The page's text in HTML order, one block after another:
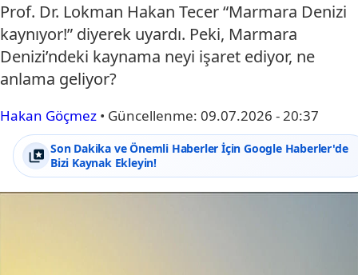
Prof. Dr. Lokman Hakan Tecer “Marmara Denizi
kaynıyor!” diyerek uyardı. Peki, Marmara
Denizi’ndeki kaynama neyi işaret ediyor, ne
anlama geliyor?
Hakan Göçmez • Güncellenme: 09.07.2026 - 20:37
Son Dakika ve Önemli Haberler İçin Google Haberler'de
Bizi Kaynak Ekleyin!